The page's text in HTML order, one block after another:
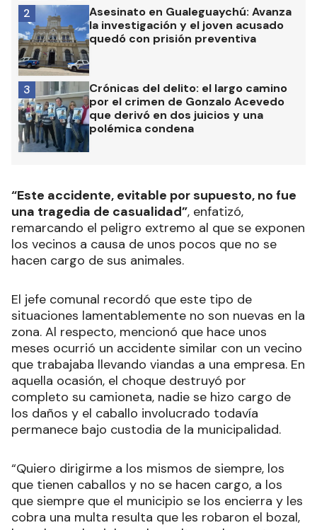
Asesinato en Gualeguaychú: Avanza
la investigación y el joven acusado
quedó con prisión preventiva
2
Crónicas del delito: el largo camino
por el crimen de Gonzalo Acevedo
que derivó en dos juicios y una
polémica condena
3
“Este accidente, evitable por supuesto, no fue
una tragedia de casualidad”, enfatizó,
remarcando el peligro extremo al que se exponen
los vecinos a causa de unos pocos que no se
hacen cargo de sus animales.
El jefe comunal recordó que este tipo de
situaciones lamentablemente no son nuevas en la
zona. Al respecto, mencionó que hace unos
meses ocurrió un accidente similar con un vecino
que trabajaba llevando viandas a una empresa. En
aquella ocasión, el choque destruyó por
completo su camioneta, nadie se hizo cargo de
los daños y el caballo involucrado todavía
permanece bajo custodia de la municipalidad.
“Quiero dirigirme a los mismos de siempre, los
que tienen caballos y no se hacen cargo, a los
que siempre que el municipio se los encierra y les
cobra una multa resulta que les robaron el bozal,